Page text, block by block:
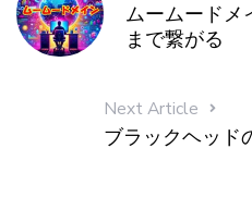
ムームードメ
まで繋がる
Next Article
ブラックヘッド